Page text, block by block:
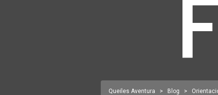
Queiles Aventura > Blog >